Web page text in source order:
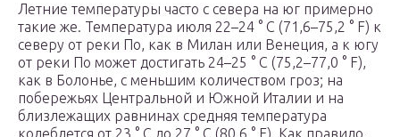
Летние температуры часто с севера на юг примерно
такие же. Температура июля 22–24 ° C (71,6–75,2 ° F) к
северу от реки По, как в Милан или Венеция, а к югу
от реки По может достигать 24–25 ° C (75,2–77,0 ° F),
как в Болонье, с меньшим количеством гроз; на
побережьях Центральной и Южной Италии и на
близлежащих равнинах средняя температура
колеблется от 23 ° C до 27 ° C (80,6 ° F). Как правило,